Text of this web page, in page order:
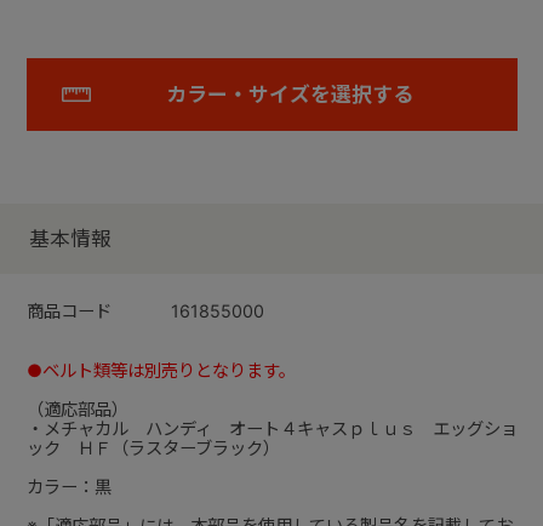
カラー・サイズを選択する
基本情報
商品コード 161855000
●ベルト類等は別売りとなります。
（適応部品）
・メチャカル ハンディ オート４キャスｐｌｕｓ エッグショ
ック ＨＦ（ラスターブラック）
カラー：黒